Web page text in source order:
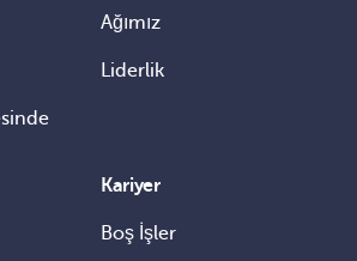
Ağımız
Liderlik
Kariyer
Boş İşler